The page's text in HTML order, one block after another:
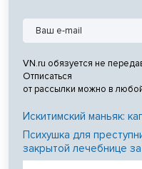
VN.ru обязуется не
Отписаться
от рассылки можно в
Искитимский маньяк:
Психушка для
закрытой лечебнице